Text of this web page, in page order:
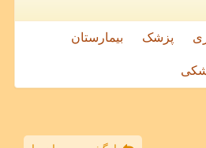
پزشک بیمارستان